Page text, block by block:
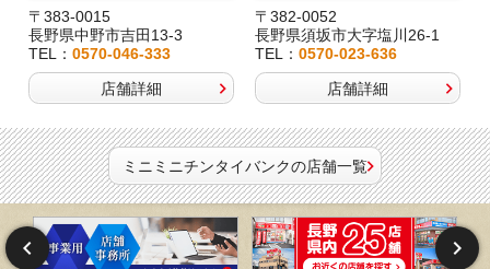
〒383-0015
長野県中野市吉田13-3
TEL： 0570-046-333
店舗詳細
〒382-0052
長野県須坂市大字塩川26-1
TEL：0570-023-636
店舗詳細
ミニミニチンタイバンクの店舗一覧